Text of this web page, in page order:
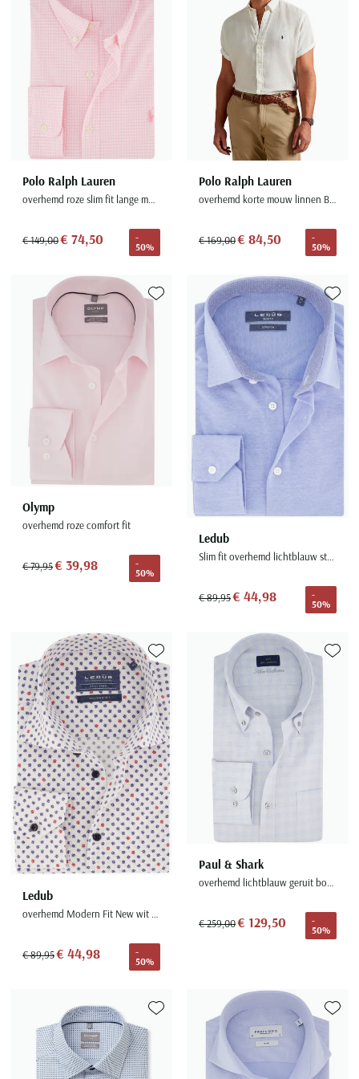
Polo Ralph Lauren
overhemd roze slim fit lange mouw
€ 149,00€ 74,50
-
50%
Polo Ralph Lauren
overhemd korte mouw linnen Big & Tall
€ 169,00€ 84,50
-
50%
Olymp
overhemd roze comfort fit
€ 79,95€ 39,98
-
50%
Toevoegen aan favorieten
Ledub
Slim fit overhemd lichtblauw stretch katoen
€ 89,95€ 44,98
-
50%
Ledub
overhemd Modern Fit New wit geprint klavertjes
€ 89,95€ 44,98
-
50%
Toevoegen aan favorieten
Paul & Shark
overhemd lichtblauw geruit borstzak wijde fit
€ 259,00€ 129,50
-
50%
Toevoegen aan favorieten